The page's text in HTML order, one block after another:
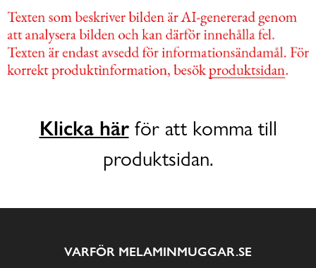
Klicka härför att komma till
produktsidan.
VARFÖR MELAMINMUGGAR.SE